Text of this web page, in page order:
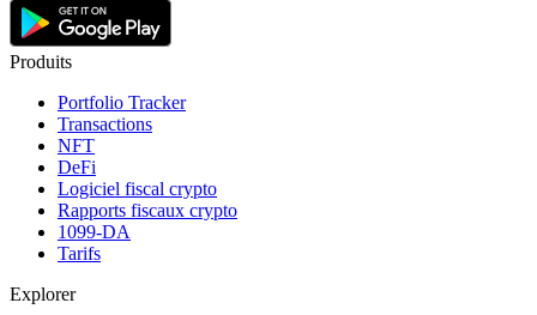
Produits
Portfolio Tracker
Transactions
NFT
DeFi
Logiciel fiscal crypto
Rapports fiscaux crypto
1099-DA
Tarifs
Explorer